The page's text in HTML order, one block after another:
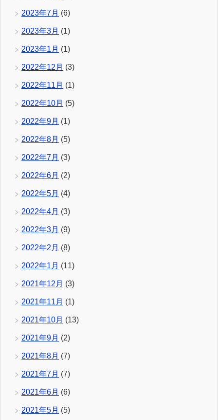
2023年7月 (6)
2023年3月 (1)
2023年1月 (1)
2022年12月 (3)
2022年11月 (1)
2022年10月 (5)
2022年9月 (1)
2022年8月 (5)
2022年7月 (3)
2022年6月 (2)
2022年5月 (4)
2022年4月 (3)
2022年3月 (9)
2022年2月 (8)
2022年1月 (11)
2021年12月 (3)
2021年11月 (1)
2021年10月 (13)
2021年9月 (2)
2021年8月 (7)
2021年7月 (7)
2021年6月 (6)
2021年5月 (5)